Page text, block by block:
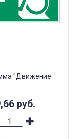
"Движение
руб.